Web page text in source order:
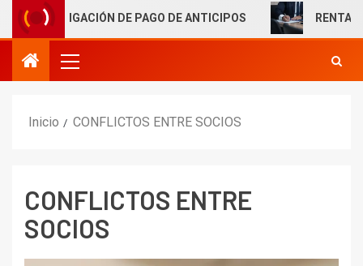
DE PAGO DE ANTICIPOS RENTAS
Inicio CONFLICTOS ENTRE SOCIOS
CONFLICTOS ENTRE
SOCIOS